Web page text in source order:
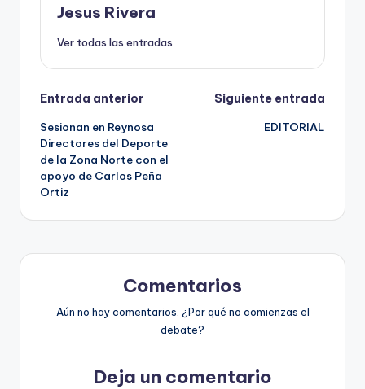
Jesus Rivera
Ver todas las entradas
Navegación
de
entradas
Entrada anterior
Sesionan en Reynosa
Directores del Deporte
de la Zona Norte con el
apoyo de Carlos Peña
Ortiz
Siguiente entrada
EDITORIAL
Comentarios
Aún no hay comentarios. ¿Por qué no comienzas el
debate?
Deja un comentario